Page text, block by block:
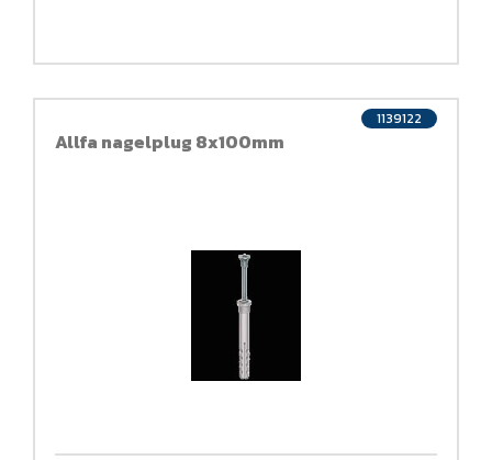
Allfa nagelplug 8x100mm
1139122